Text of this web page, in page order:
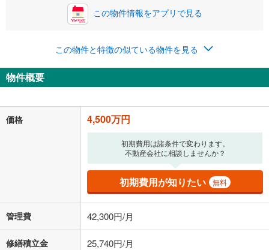
0円
ナス時の増額分（1回分）を入力してください。
閉じる
月々の返済額
＋修繕積立金 25,740円＋管理費 42,300円
「金利」については、ご利用を予定されている金融機関等にご確認の
上、ご自身での入力をお願いいたします。初期設定で自動入力されてい
る値は、実際の金融機関等における貸出金利とは何ら関係がなく、実際
の金融機関等における貸出金利を何ら保証するものではありません。返
済方法「元利均等返済」にて算出しております。入力された金利を35年
適用した場合の計算結果を表示しています。
借り入れの際は各金融機関等に、必ずご自身でご確認をお願いいたしま
す。
条件によってお借り入れができないことがあります。
この物件情報をアプリで見る
この物件と特徴の似ている物件を見る
物件概要
価格 4,500万円
初期費用は諸条件で変わります。
不動産会社に相談しませんか？
初期費用が知りたい 無料
管理費 42,300円/月
修繕積立金 25,740円/月